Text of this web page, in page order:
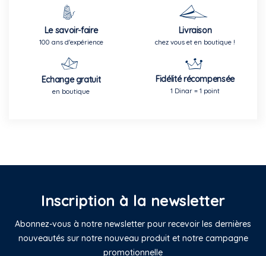
Le savoir-faire
100 ans d'expérience
Livraison
chez vous et en boutique !
Echange gratuit
en boutique
Fidélité récompensée
1 Dinar = 1 point
Inscription à la newsletter
Abonnez-vous à notre newsletter pour recevoir les dernières
nouveautés sur notre nouveau produit et notre campagne
promotionnelle